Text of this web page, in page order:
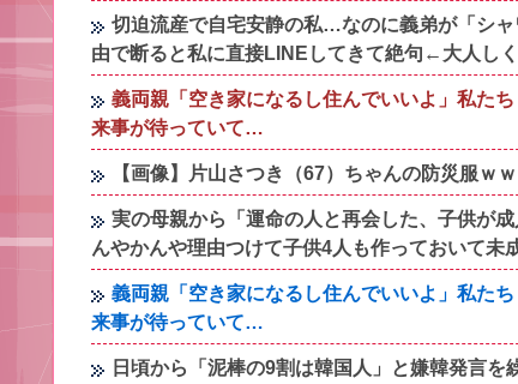
切迫流産で自宅安静の私…なのに義弟が「シ
由で断ると私に直接LINEしてきて絶句←大人し
義両親「空き家になるし住んでいいよ」私た
来事が待っていて…
【画像】片山さつき（67）ちゃんの防災服ｗ
実の母親から「運命の人と再会した、子供が
んやかんや理由つけて子供4人も作っておいて未
義両親「空き家になるし住んでいいよ」私た
来事が待っていて…
日頃から「泥棒の9割は韓国人」と嫌韓発言